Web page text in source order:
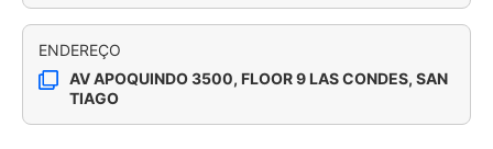
ENDEREÇO
AV APOQUINDO 3500, FLOOR 9 LAS CONDES, SAN
TIAGO